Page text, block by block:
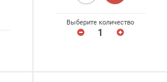
Выберите количество